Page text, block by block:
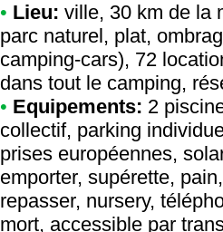
• Lieu: ville, 30 km de la
parc naturel, plat,
camping-cars), 72
dans tout le camping,
• Equipements: 2
collectif, parking
prises européennes,
emporter, supérette,
repasser, nursery,
mort, accessible par